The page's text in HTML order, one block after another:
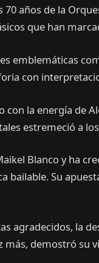
70 años de la
que han
emblemáticas
con
con la energía de
estremeció a
Blanco y ha
bailable. Su
agradecidos, la
más, demostró su